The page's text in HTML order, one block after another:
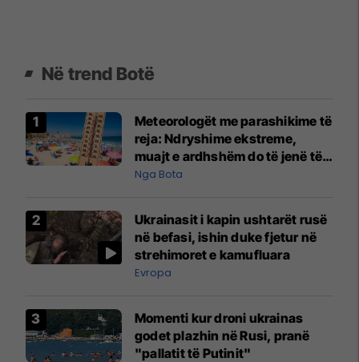
Në trend Botë
Meteorologët me parashikime të
reja: Ndryshime ekstreme,
muajt e ardhshëm do të jenë të
pazakontë
Nga Bota
Ukrainasit i kapin ushtarët rusë
në befasi, ishin duke fjetur në
strehimoret e kamufluara
Evropa
Momenti kur droni ukrainas
godet plazhin në Rusi, pranë
"pallatit të Putinit"